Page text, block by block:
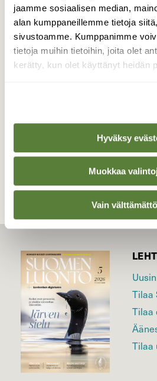
jaamme sosiaalisen median,
alan kumppaneillemme tietoja
sivustoamme. Kumppanimme
tietoja muihin tietoihin, joita olet
kerätty, kun olet käyttänyt heidän
Hyväksy
Muokkaa
Vain
Ilta-auringon sävyttämät
Saimaan pintaan. /
TAKAISIN
Tilaa
Tilaa
Tilaa